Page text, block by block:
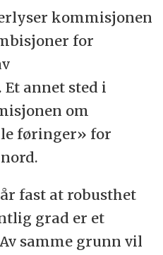
kommisjonen
for
annet sted i
om
føringer» for
fast at robusthet
grad er et
samme grunn vil